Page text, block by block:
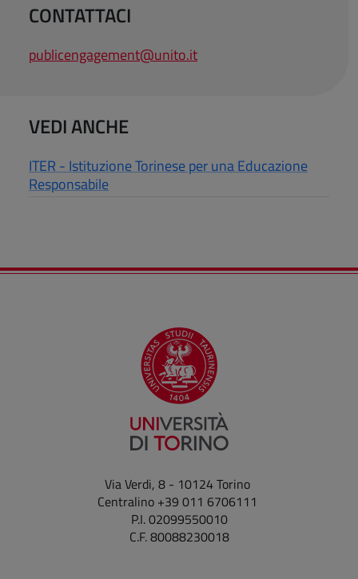
CONTATTACI
publicengagement@unito.it
VEDI ANCHE
ITER - Istituzione Torinese per una Educazione
Responsabile
Via Verdi, 8 - 10124 Torino
Centralino +39 011 6706111
P.I. 02099550010
C.F. 80088230018